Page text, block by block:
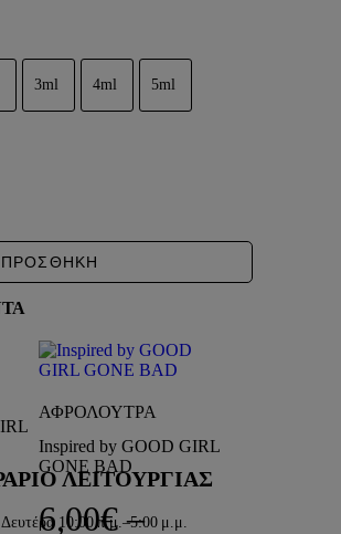
GOLD
3ml 4ml 5ml
GONE BAD ποσότητα
ΠΡΟΣΘΗΚΗ
ΑΦΡΟΛΟΥΤΡΑ
Inspired by GOOD GIRL
GONE BAD
6,00€ –
ΛΕΙΤΟΥΡΓΙΑΣ
Δευτέρα 10:00 π.μ.–5:00 μ.μ.